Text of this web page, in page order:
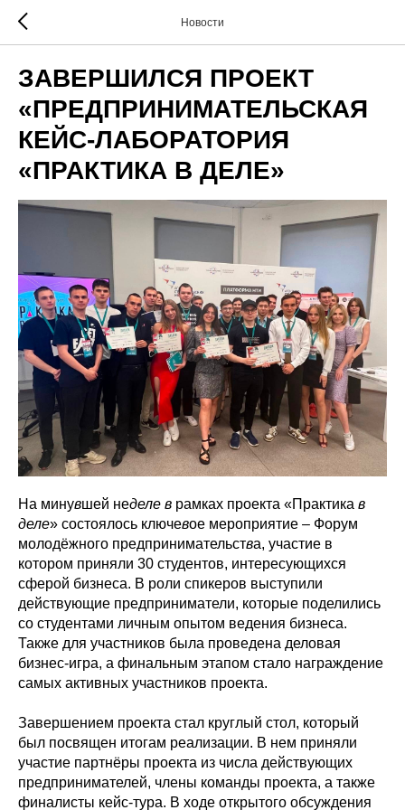
Новости
ЗАВЕРШИЛСЯ ПРОЕКТ
«ПРЕДПРИНИМАТЕЛЬСКАЯ
КЕЙС-ЛАБОРАТОРИЯ
«ПРАКТИКА В ДЕЛЕ»
На минувшей неделе в рамках проекта «Практика в
деле» состоялось ключевое мероприятие – Форум
молодёжного предпринимательства, участие в
котором приняли 30 студентов, интересующихся
сферой бизнеса. В роли спикеров выступили
действующие предприниматели, которые поделились
со студентами личным опытом ведения бизнеса.
Также для участников была проведена деловая
бизнес-игра, а финальным этапом стало награждение
самых активных участников проекта.
Завершением проекта стал круглый стол, который
был посвящен итогам реализации. В нем приняли
участие партнёры проекта из числа действующих
предпринимателей, члены команды проекта, а также
финалисты кейс-тура. В ходе открытого обсуждения